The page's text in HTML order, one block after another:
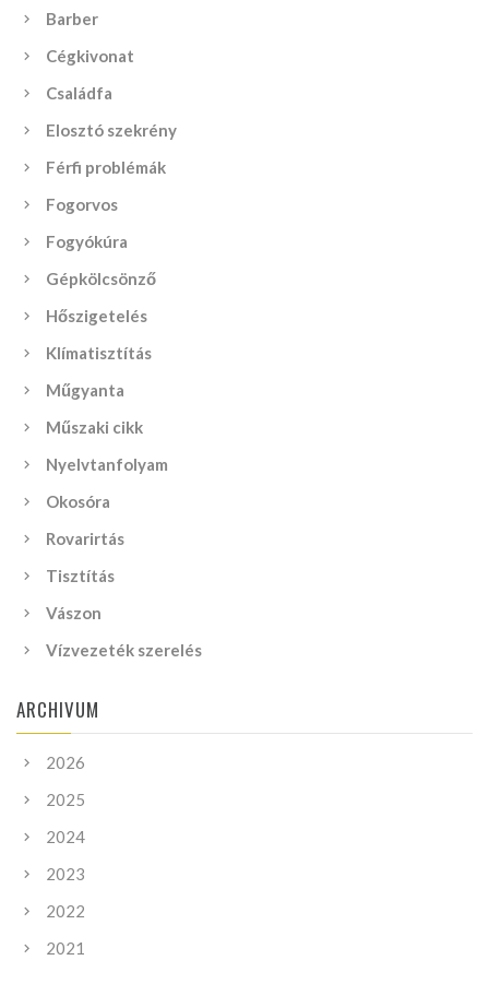
Barber
Cégkivonat
Családfa
Elosztó szekrény
Férfi problémák
Fogorvos
Fogyókúra
Gépkölcsönző
Hőszigetelés
Klímatisztítás
Műgyanta
Műszaki cikk
Nyelvtanfolyam
Okosóra
Rovarirtás
Tisztítás
Vászon
Vízvezeték szerelés
ARCHIVUM
2026
2025
2024
2023
2022
2021